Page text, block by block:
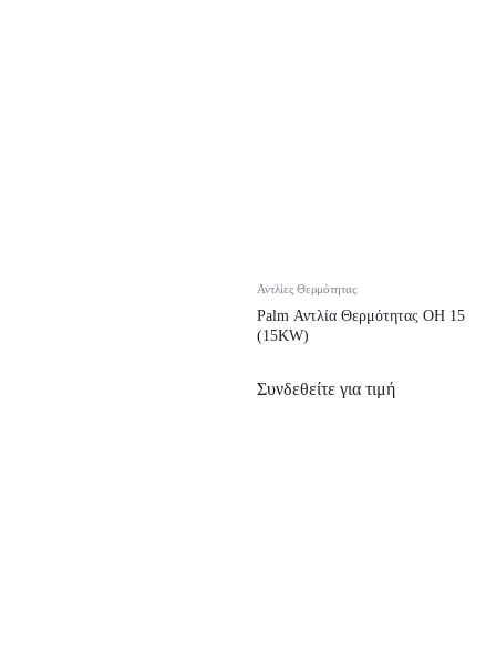
Αντλίες Θερμότητας
Palm Αντλία Θερμότητας OH 15
(15KW)
Συνδεθείτε για τιμή